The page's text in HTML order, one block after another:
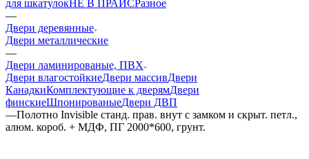
для шкатулокНЕ В ПРАЙСРазное
—
Двери деревянные
Двери металлические
—
Двери ламинированые, ПВХ
Двери влагостойкиеДвери массивДвери
КанадкиКомплектующие к дверямДвери
финскиеШпонированыеДвери ДВП
—Полотно Invisible станд. прав. внут с замком и скрыт. петл.,
алюм. короб. + МДФ, ПГ 2000*600, грунт.